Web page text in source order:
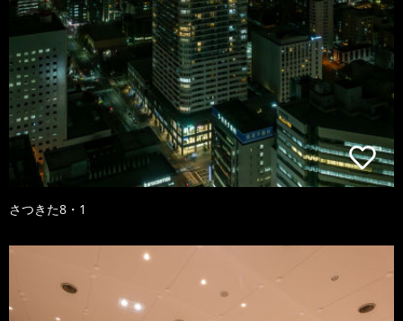
さつきた8・1